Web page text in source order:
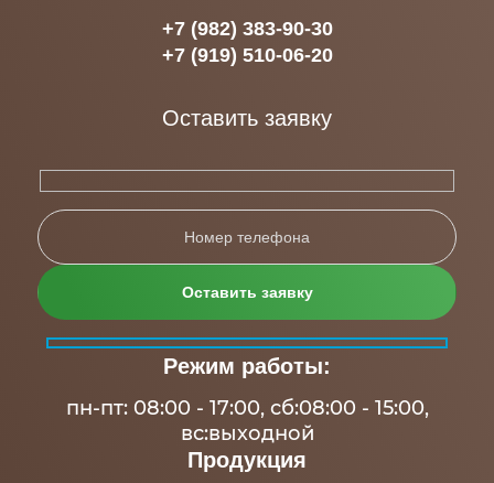
+7 (982) 383-90-30
+7 (919) 510-06-20
Продукция
Режим работы:
пн-пт: 08:00 - 17:00, сб:08:00 - 15:00,
вс:выходной
Оставить заявку